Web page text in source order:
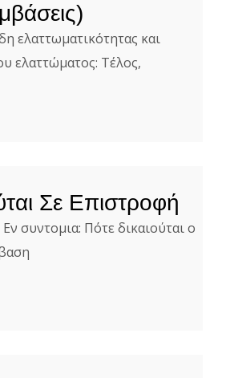
ελαττωματικότητας και
ελαττώματος: Τέλος,
Σε Επιστροφή
συντομια: Πότε δικαιούται ο